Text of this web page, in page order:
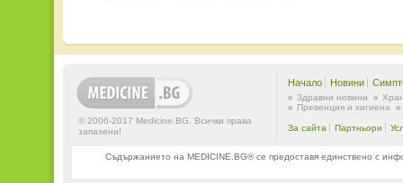
"ДКЦ 4 - Варна" ЕООД
"МДЛ Русев" ЕООД
"Амбулатория-Медицински център за
специализирана медицинска помощ Дария"
ООД
© 2006-2017 Medicine.BG. Всички права
запазени!
Начало Новини
Здравни новини
Превенция и хигиена
За сайта Партньори
Съдържанието на MEDICINE.BG® се предоставя единствено с